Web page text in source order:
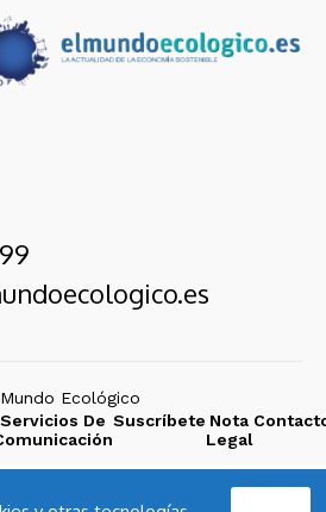
Ecológico
Servicios De Suscríbete Nota
Legal